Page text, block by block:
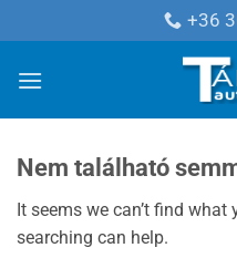
to
content
+36
Nem található
It seems we can’t find what
searching can help.